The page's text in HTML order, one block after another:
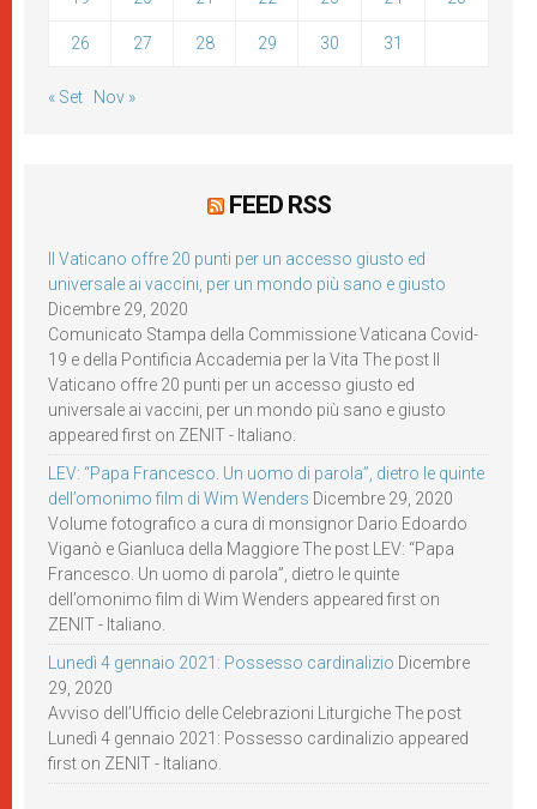
26 27 28 29 30 31
« Set Nov »
FEED RSS
Il Vaticano offre 20 punti per un accesso giusto ed
universale ai vaccini, per un mondo più sano e giusto
Dicembre 29, 2020
Comunicato Stampa della Commissione Vaticana Covid-
19 e della Pontificia Accademia per la Vita The post Il
Vaticano offre 20 punti per un accesso giusto ed
universale ai vaccini, per un mondo più sano e giusto
appeared first on ZENIT - Italiano.
LEV: “Papa Francesco. Un uomo di parola”, dietro le quinte
dell’omonimo film di Wim Wenders Dicembre 29, 2020
Volume fotografico a cura di monsignor Dario Edoardo
Viganò e Gianluca della Maggiore The post LEV: “Papa
Francesco. Un uomo di parola”, dietro le quinte
dell’omonimo film di Wim Wenders appeared first on
ZENIT - Italiano.
Lunedì 4 gennaio 2021: Possesso cardinalizio Dicembre
29, 2020
Avviso dell’Ufficio delle Celebrazioni Liturgiche The post
Lunedì 4 gennaio 2021: Possesso cardinalizio appeared
first on ZENIT - Italiano.